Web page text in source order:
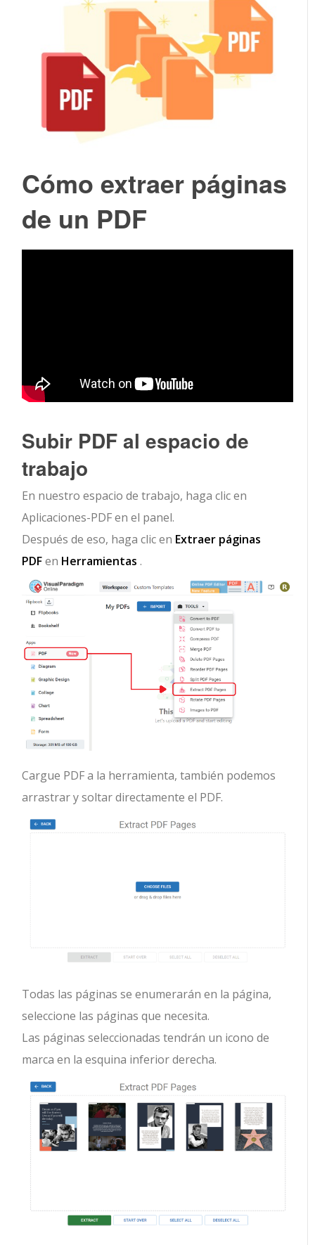
Cómo extraer páginas
de un PDF
Subir PDF al espacio de
trabajo
En nuestro espacio de trabajo, haga clic en
Aplicaciones-PDF en el panel.
Después de eso, haga clic en Extraer páginas
PDFen Herramientas .
Cargue PDF a la herramienta, también podemos
arrastrar y soltar directamente el PDF.
Todas las páginas se enumerarán en la página,
seleccione las páginas que necesita.
Las páginas seleccionadas tendrán un icono de
marca en la esquina inferior derecha.